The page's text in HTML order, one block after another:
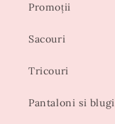
Promoții
Sacouri
Tricouri
Pantaloni si blugi